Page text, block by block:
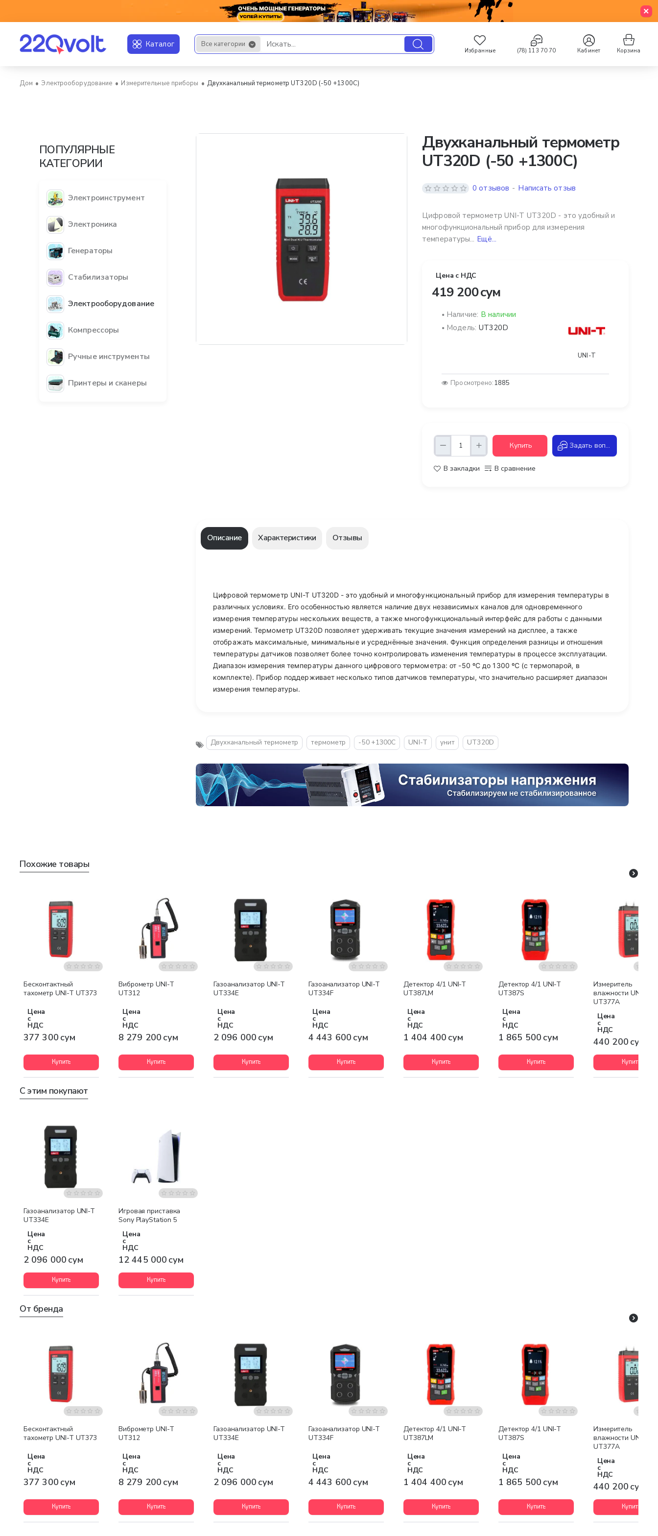
Каталог Все категории
Искать... Избранные (78) 113 70 70 Кабинет Корзина
Электрооборудование Измерительные приборы Двухканальный термометр UT320D (-50 +1300C)
ПОПУЛЯРНЫЕ
КАТЕГОРИИ
Электроинструмент
Электроника
Генераторы
Стабилизаторы
Электрооборудование
Компрессоры
Ручные инструменты
Принтеры и сканеры
Двухканальный термометр
UT320D (-50 +1300C)
Цифровой термометр UNI-T UT320D - это удобный и
многофункциональный прибор для измерения
температуры... Ещё...
0 отзывов - Написать отзыв
Цена с НДС
419 200 сум
Наличие: В наличии
Модель: UT320D
UNI-T
Просмотрено:1885
Купить Задать вопрос
В закладки В сравнение
Описание Характеристики Отзывы
Цифровой термометр UNI-T UT320D - это удобный и многофункциональный прибор для измерения температуры в
различных условиях. Его особенностью является наличие двух независимых каналов для одновременного
измерения температуры нескольких веществ, а также многофункциональный интерфейс для работы с данными
измерений. Термометр UT320D позволяет удерживать текущие значения измерений на дисплее, а также
отображать максимальные, минимальные и усреднённые значения. Функция определения разницы и отношения
температуры датчиков позволяет более точно контролировать изменения температуры в процессе эксплуатации.
Диапазон измерения температуры данного цифрового термометра: от -50 ºC до 1300 ºC (с термопарой, в
комплекте). Прибор поддерживает несколько типов датчиков температуры, что значительно расширяет диапазон
измерения температуры.
Двухканальный термометр термометр -50 +1300C UNI-T унит UT320D
Похожие товары
Бесконтактный
тахометр UNI-T UT373
Цена
с
НДС
377 300 сум
Купить
Бесплатная доставка
Виброметр UNI-T
UT312
Цена
с
НДС
8 279 200 сум
Купить
Бесплатная доставка
Газоанализатор UNI-T
UT334E
Цена
с
НДС
2 096 000 сум
Купить
Бесплатная доставка
Газоанализатор UNI-T
UT334F
Цена
с
НДС
4 443 600 сум
Купить
Бесплатная доставка
Детектор 4/1 UNI-T
UT387LM
Цена
с
НДС
1 404 400 сум
Купить
Бесплатная доставка
Детектор 4/1 UNI-T
UT387S
Цена
с
НДС
1 865 500 сум
Купить
Измеритель
влажности UNI-T
UT377A
Цена
с
НДС
440 200 сум
Купить
С этим покупают
Бесплатная доставка
Газоанализатор UNI-T
UT334E
Цена
с
НДС
2 096 000 сум
Купить
Бесплатная доставка
Игровая приставка
Sony PlayStation 5
Цена
с
НДС
12 445 000 сум
Купить
От бренда
Бесконтактный
тахометр UNI-T UT373
Цена
с
НДС
377 300 сум
Купить
Бесплатная доставка
Виброметр UNI-T
UT312
Цена
с
НДС
8 279 200 сум
Купить
Бесплатная доставка
Газоанализатор UNI-T
UT334E
Цена
с
НДС
2 096 000 сум
Купить
Бесплатная доставка
Газоанализатор UNI-T
UT334F
Цена
с
НДС
4 443 600 сум
Купить
Бесплатная доставка
Детектор 4/1 UNI-T
UT387LM
Цена
с
НДС
1 404 400 сум
Купить
Бесплатная доставка
Детектор 4/1 UNI-T
UT387S
Цена
с
НДС
1 865 500 сум
Купить
Измеритель
влажности UNI-T
UT377A
Цена
с
НДС
440 200 сум
Купить